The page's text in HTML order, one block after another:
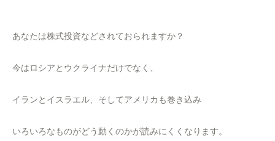
あなたは株式投資などされておられますか？
今はロシアとウクライナだけでなく、
イランとイスラエル、そしてアメリカも巻き込み
いろいろなものがどう動くのかが読みにくくなります。